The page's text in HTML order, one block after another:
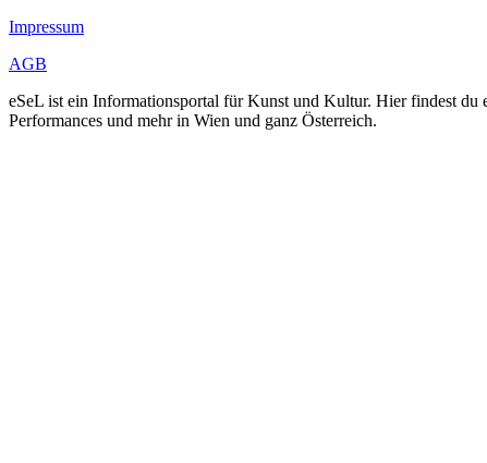
Impressum
AGB
eSeL ist ein Informationsportal für Kunst und Kultur. Hier findest du
Performances und mehr in Wien und ganz Österreich.